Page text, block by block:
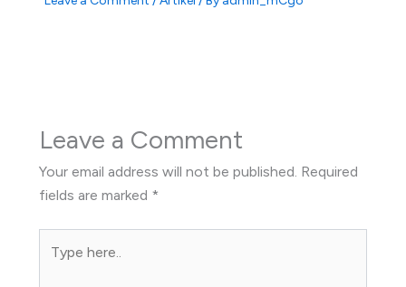
Leave a Comment
Your email address will not be published. Required
fields are marked *
here..